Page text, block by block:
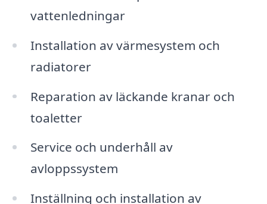
vattenledningar
Installation av värmesystem och
radiatorer
Reparation av läckande kranar och
toaletter
Service och underhåll av
avloppssystem
Inställning och installation av